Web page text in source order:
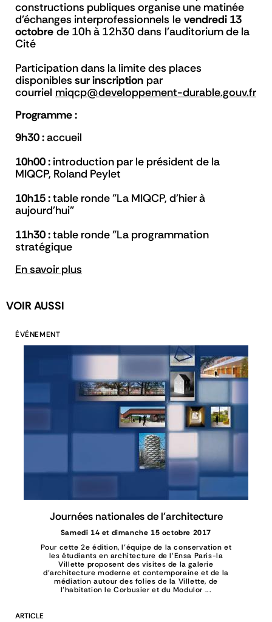
constructions publiques organise une matinée
d'échanges interprofessionnels le vendredi 13
octobre de 10h à 12h30 dans l'auditorium de la
Cité
Participation dans la limite des places
disponibles sur inscription par
courriel miqcp@developpement-durable.gouv.fr
Programme :
9h30 :accueil
10h00 : introduction par le président de la
MIQCP, Roland Peylet
10h15 :table ronde "La MIQCP, d'hier à
aujourd'hui"
11h30 :table ronde "La programmation
stratégique
En savoir plus
VOIR AUSSI
ÉVÉNEMENT
Journées nationales de l'architecture
Samedi 14 et dimanche 15 octobre 2017
Pour cette 2e édition, l'équipe de la conservation et
les étudiants en architecture de l'Ensa Paris-la
Villette proposent des visites de la galerie
d'architecture moderne et contemporaine et de la
médiation autour des folies de la Villette, de
l’habitation le Corbusier et du Modulor ...
ARTICLE